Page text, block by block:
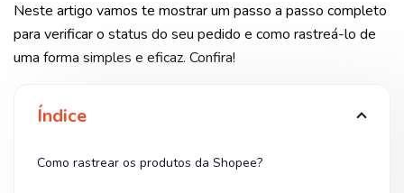
Neste artigo vamos te mostrar um passo a passo completo
para verificar o status do seu pedido e como rastreá-lo de
uma forma simples e eficaz. Confira!
Índice
Como rastrear os produtos da Shopee?